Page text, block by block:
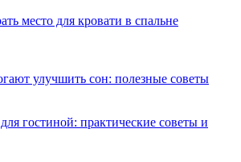
место для кровати в спальне
улучшить сон: полезные советы
гостиной: практические советы и